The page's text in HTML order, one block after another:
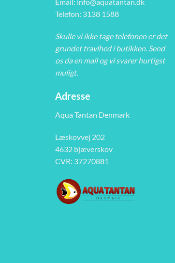
Telefon: 3138 1588
Skulle vi ikke tage telefonen er det
grundet travlhed i butikken. Send
os da en mail og vi svarer hurtigst
muligt.
Adresse
Aqua Tantan Denmark
Læskovvej 202
4632 bjæverskov
CVR: 37270881